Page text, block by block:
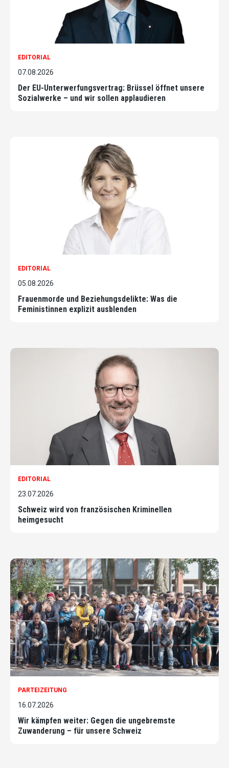
EDITORIAL
07.08.2026
Der EU-Unterwerfungsvertrag: Brüssel öffnet unsere
Sozialwerke – und wir sollen applaudieren
EDITORIAL
05.08.2026
Frauenmorde und Beziehungsdelikte: Was die
Feministinnen explizit ausblenden
EDITORIAL
23.07.2026
Schweiz wird von französischen Kriminellen
heimgesucht
PARTEIZEITUNG
16.07.2026
Wir kämpfen weiter: Gegen die ungebremste
Zuwanderung – für unsere Schweiz